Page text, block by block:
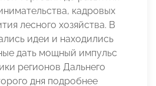
кадровых
лесного хозяйства. В
идеи и находились
дать мощный импульс
регионов Дальнего
дня подробнее